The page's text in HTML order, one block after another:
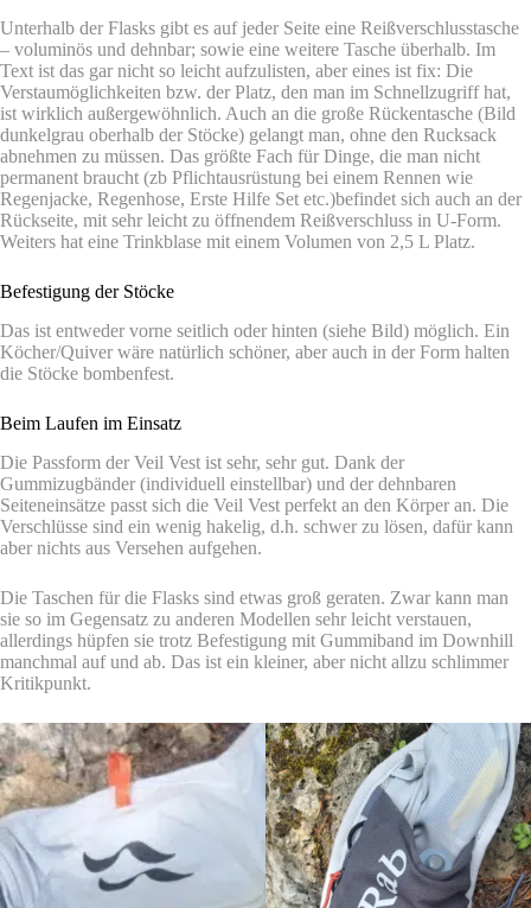
Unterhalb der Flasks gibt es auf jeder Seite eine Reißverschlusstasche
– voluminös und dehnbar; sowie eine weitere Tasche überhalb. Im
Text ist das gar nicht so leicht aufzulisten, aber eines ist fix: Die
Verstaumöglichkeiten bzw. der Platz, den man im Schnellzugriff hat,
ist wirklich außergewöhnlich. Auch an die große Rückentasche (Bild
dunkelgrau oberhalb der Stöcke) gelangt man, ohne den Rucksack
abnehmen zu müssen. Das größte Fach für Dinge, die man nicht
permanent braucht (zb Pflichtausrüstung bei einem Rennen wie
Regenjacke, Regenhose, Erste Hilfe Set etc.)befindet sich auch an der
Rückseite, mit sehr leicht zu öffnendem Reißverschluss in U-Form.
Weiters hat eine Trinkblase mit einem Volumen von 2,5 L Platz.
Befestigung der Stöcke
Das ist entweder vorne seitlich oder hinten (siehe Bild) möglich. Ein
Köcher/Quiver wäre natürlich schöner, aber auch in der Form halten
die Stöcke bombenfest.
Beim Laufen im Einsatz
Die Passform der Veil Vest ist sehr, sehr gut. Dank der
Gummizugbänder (individuell einstellbar) und der dehnbaren
Seiteneinsätze passt sich die Veil Vest perfekt an den Körper an. Die
Verschlüsse sind ein wenig hakelig, d.h. schwer zu lösen, dafür kann
aber nichts aus Versehen aufgehen.
Die Taschen für die Flasks sind etwas groß geraten. Zwar kann man
sie so im Gegensatz zu anderen Modellen sehr leicht verstauen,
allerdings hüpfen sie trotz Befestigung mit Gummiband im Downhill
manchmal auf und ab. Das ist ein kleiner, aber nicht allzu schlimmer
Kritikpunkt.